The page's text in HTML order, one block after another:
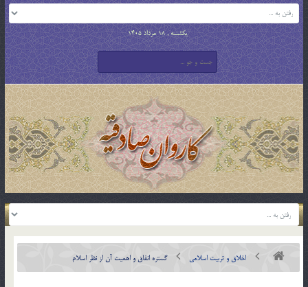
یکشنبه , 18 مرداد 1405
اخلاق و تربیت اسلامی گستره انفاق و اهميت آن از نظر اسلام